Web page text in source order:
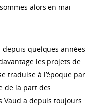
alors en mai
depuis quelques années
les projets de
traduise à l’époque par
de la part des
Vaud a depuis toujours